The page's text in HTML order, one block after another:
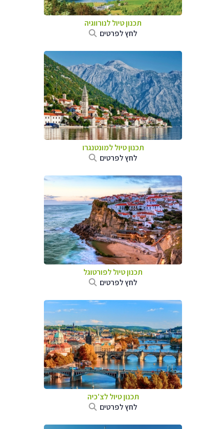
תכנון טיול לנורווגיה
לחץ לפרטים
תכנון טיול למונטנגרו
לחץ לפרטים
תכנון טיול לפורטוגל
לחץ לפרטים
תכנון טיול לצ'כיה
לחץ לפרטים